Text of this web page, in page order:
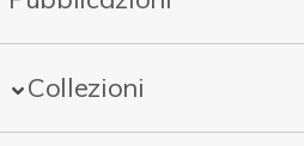
Collezioni